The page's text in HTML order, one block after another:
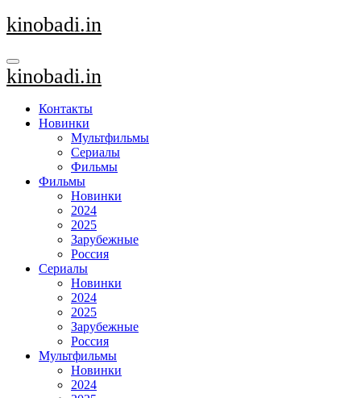
Перейти
к
kinobadi.in
kinobadi.in
Контакты
Новинки
Мультфильмы
Сериалы
Фильмы
Фильмы
Новинки
2024
2025
Зарубежные
Россия
Сериалы
Новинки
2024
2025
Зарубежные
Россия
Мультфильмы
Новинки
2024